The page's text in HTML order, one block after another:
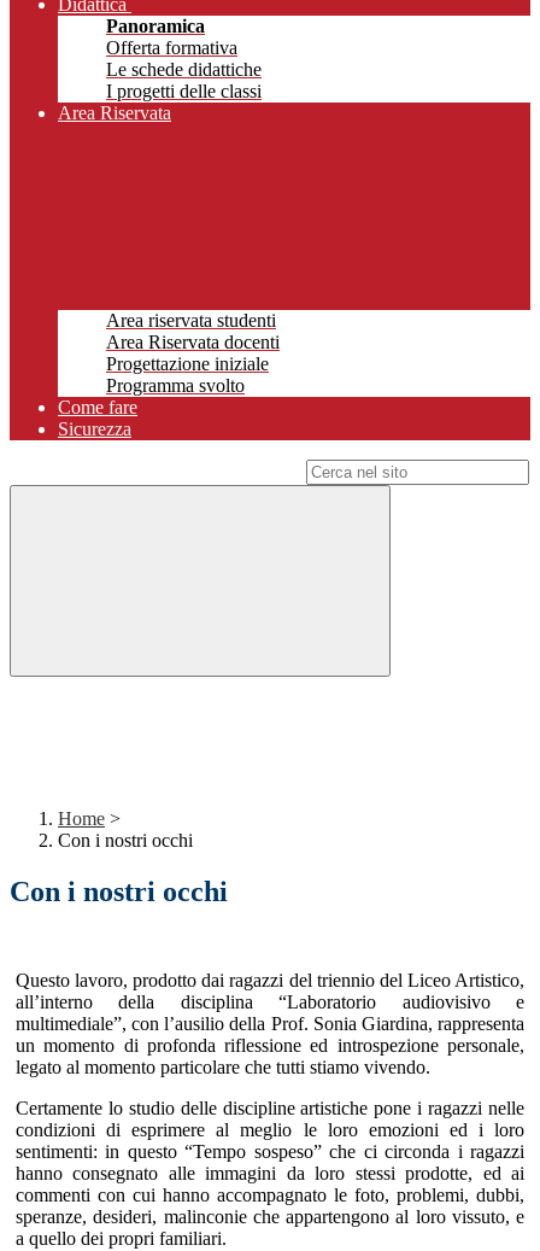
Didattica
Panoramica
Offerta formativa
Le schede didattiche
I progetti delle classi
Area Riservata
Area riservata studenti
Area Riservata docenti
Progettazione iniziale
Programma svolto
Come fare
Sicurezza
Home >
Con i nostri occhi
Con i nostri occhi
Questo lavoro, prodotto dai ragazzi del triennio del Liceo Artistico,
all’interno della disciplina “Laboratorio audiovisivo e
multimediale”, con l’ausilio della Prof. Sonia Giardina, rappresenta
un momento di profonda riflessione ed introspezione personale,
legato al momento particolare che tutti stiamo vivendo.
Certamente lo studio delle discipline artistiche pone i ragazzi nelle
condizioni di esprimere al meglio le loro emozioni ed i loro
sentimenti: in questo “Tempo sospeso” che ci circonda i ragazzi
hanno consegnato alle immagini da loro stessi prodotte, ed ai
commenti con cui hanno accompagnato le foto, problemi, dubbi,
speranze, desideri, malinconie che appartengono al loro vissuto, e
a quello dei propri familiari.